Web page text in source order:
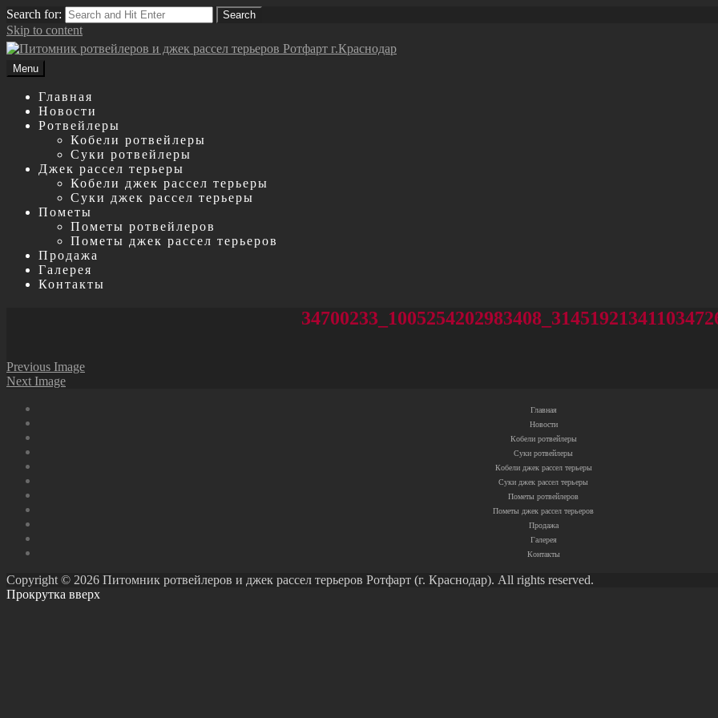
Search for: Search
Skip to content
Menu
Главная
Новости
Ротвейлеры
Кобели ротвейлеры
Суки ротвейлеры
Джек рассел терьеры
Кобели джек рассел терьеры
Суки джек рассел терьеры
Пометы
Пометы ротвейлеров
Пометы джек рассел терьеров
Продажа
Галерея
Контакты
Previous Image
Next Image
Главная
Новости
Кобели ротвейлеры
Суки ротвейлеры
Кобели джек рассел терьеры
Суки джек рассел терьеры
Пометы ротвейлеров
Пометы джек рассел терьеров
Продажа
Галерея
Контакты
Copyright © 2026 Питомник ротвейлеров и джек рассел терьеров Ротфарт (г. Краснодар). All rights reserved.
Прокрутка вверх